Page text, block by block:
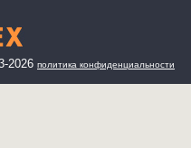
2026 политика конфиденциальности